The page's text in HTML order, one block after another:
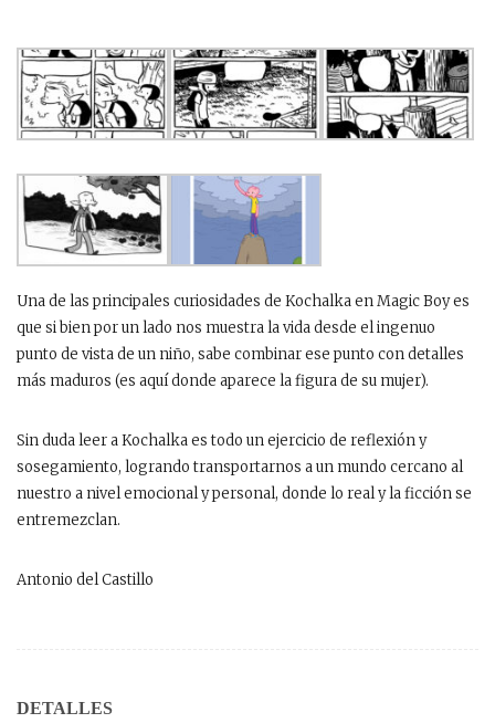
Una de las principales curiosidades de Kochalka en Magic Boy es
que si bien por un lado nos muestra la vida desde el ingenuo
punto de vista de un niño, sabe combinar ese punto con detalles
más maduros (es aquí donde aparece la figura de su mujer).
Sin duda leer a Kochalka es todo un ejercicio de reflexión y
sosegamiento, logrando transportarnos a un mundo cercano al
nuestro a nivel emocional y personal, donde lo real y la ficción se
entremezclan.
Antonio del Castillo
DETALLES